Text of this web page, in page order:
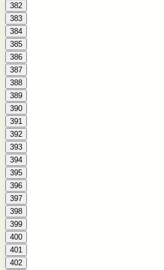
382
383
384
385
386
387
388
389
390
391
392
393
394
395
396
397
398
399
400
401
402